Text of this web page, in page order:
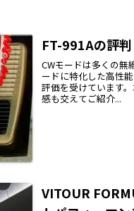
FT-991Aの評
CWモードは多くの無
ードに特化した高性
評価を受けています
感も交えてご紹介...
VITOUR